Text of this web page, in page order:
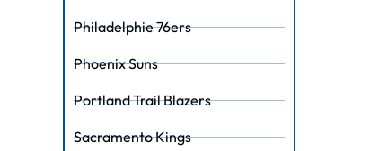
Philadelphie 76ers
Phoenix Suns
Portland Trail Blazers
Sacramento Kings